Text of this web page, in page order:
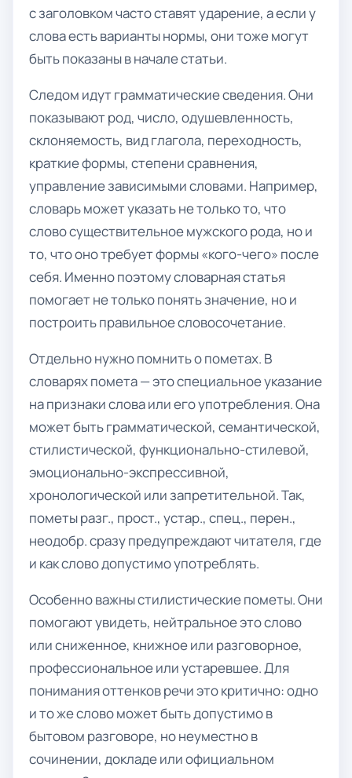
с заголовком часто ставят ударение, а если у
слова есть варианты нормы, они тоже могут
быть показаны в начале статьи.
Следом идут грамматические сведения. Они
показывают род, число, одушевленность,
склоняемость, вид глагола, переходность,
краткие формы, степени сравнения,
управление зависимыми словами. Например,
словарь может указать не только то, что
слово существительное мужского рода, но и
то, что оно требует формы «кого-чего» после
себя. Именно поэтому словарная статья
помогает не только понять значение, но и
построить правильное словосочетание.
Отдельно нужно помнить о пометах. В
словарях помета — это специальное указание
на признаки слова или его употребления. Она
может быть грамматической, семантической,
стилистической, функционально-стилевой,
эмоционально-экспрессивной,
хронологической или запретительной. Так,
пометы разг., прост., устар., спец., перен.,
неодобр. сразу предупреждают читателя, где
и как слово допустимо употреблять.
Особенно важны стилистические пометы. Они
помогают увидеть, нейтральное это слово
или сниженное, книжное или разговорное,
профессиональное или устаревшее. Для
понимания оттенков речи это критично: одно
и то же слово может быть допустимо в
бытовом разговоре, но неуместно в
сочинении, докладе или официальном